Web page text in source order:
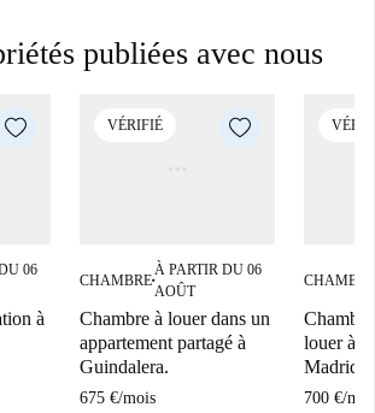
publiées avec nous
06
à
VÉRIFIÉ
CHAMBRE■
À PARTIR DU 06
AOÛT
Chambre à louer dans un
appartement partagé à
Guindalera.
675 €/mois
CHAMBRE
louer à
Madrid
700 €/